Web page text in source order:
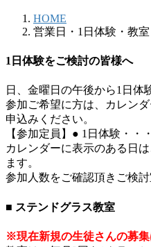
HOME
営業日・1日体験・教
1日体験をご検討の皆様へ
日、金曜日の午後から1日体
参加ご希望に方は、カレン
申込みください。
【参加定員】● 1日体験・・
カレンダーに表示のある日
ます。
参加人数をご確認頂きご検
■ ステンドグラス教室
※現在新規の生徒さんの募集